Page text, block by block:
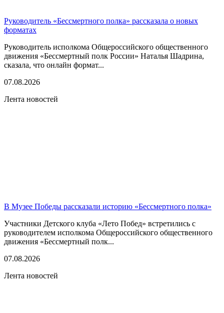
Руководитель «Бессмертного полка» рассказала о новых
форматах
Руководитель исполкома Общероссийского общественного
движения «Бессмертный полк России» Наталья Шадрина,
сказала, что онлайн формат...
07.08.2026
Лента новостей
В Музее Победы рассказали историю «Бессмертного полка»
Участники Детского клуба «Лето Побед» встретились с
руководителем исполкома Общероссийского общественного
движения «Бессмертный полк...
07.08.2026
Лента новостей